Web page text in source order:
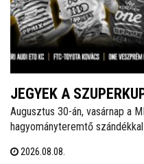
JEGYEK A
Augusztus 30-án, vasárnap a
hagyományteremtő
míg a férfiaknál a Veszprém
2026.08.08.